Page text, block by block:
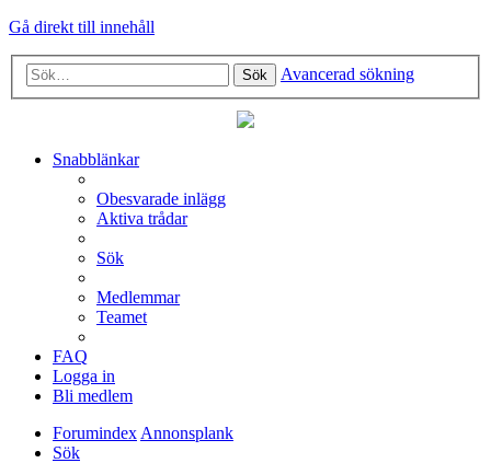
Gå direkt till innehåll
Sök Avancerad sökning
Snabblänkar
Obesvarade inlägg
Aktiva trådar
Sök
Medlemmar
Teamet
FAQ
Logga in
Bli medlem
Forumindex Annonsplank
Sök